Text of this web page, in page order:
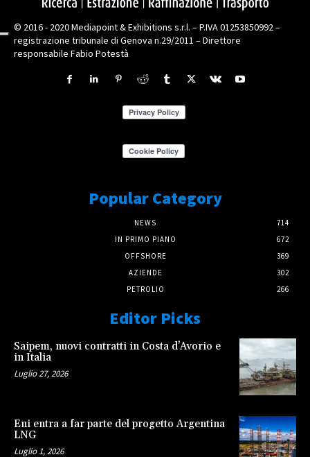
© 2016 - 2020 Mediapoint & Exhibitions s.r.l. – P.IVA 01253850992 –
registrazione tribunale di Genova n.29/2011 – Direttore
responsabile Fabio Potestà
Popular Category
NEWS
714
IN PRIMO PIANO
672
OFFSHORE
369
AZIENDE
302
PETROLIO
266
Editor Picks
Saipem, nuovi contratti in Costa d’Avorio e
in Italia
Luglio 27, 2026
Eni entra a far parte del progetto Argentina
LNG
Luglio 1, 2026